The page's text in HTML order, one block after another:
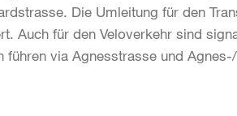
Die Umleitung für den
Auch für den Veloverkehr sind
via Agnesstrasse und